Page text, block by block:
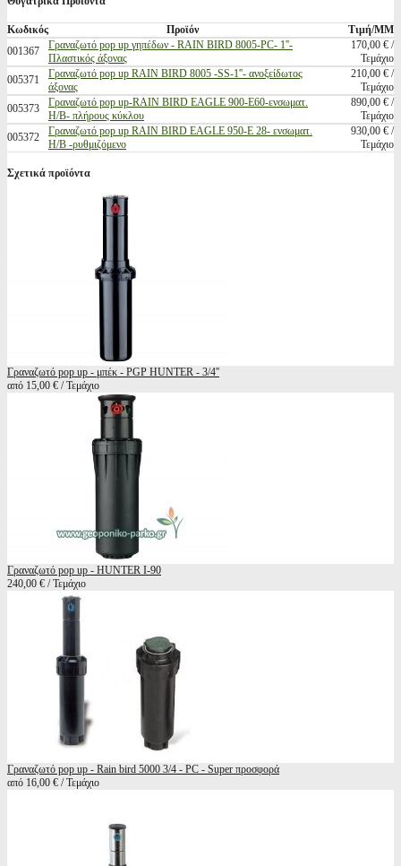
Κωδικός Προϊόν
Τιμή/ΜΜ
001367
Γραναζωτό pop up γηπέδων - RAIN BIRD 8005-PC- 1''-
Πλαστικός άξονας
170,00 € /
Τεμάχιο
005371
Γραναζωτό pop up RAIN BIRD 8005 -SS-1''- ανοξείδωτος
άξονας
210,00 € /
Τεμάχιο
005373
Γραναζωτό pop up-RAIN BIRD EAGLE 900-Ε60-ενσωματ.
Η/Β- πλήρους κύκλου
890,00 € /
Τεμάχιο
005372
Γραναζωτό pop up RAIN BIRD EAGLE 950-E 28- ενσωματ.
Η/Β -ρυθμιζόμενο
930,00 € /
Τεμάχιο
Σχετικά προϊόντα
Γραναζωτό pop up - μπέκ - PGP HUNTER - 3/4''
από 15,00 € / Τεμάχιο
Γραναζωτό pop up - HUNTER I-90
240,00 € / Τεμάχιο
Γραναζωτό pop up - Rain bird 5000 3/4 - PC - Super προσφορά
από 16,00 € / Τεμάχιο